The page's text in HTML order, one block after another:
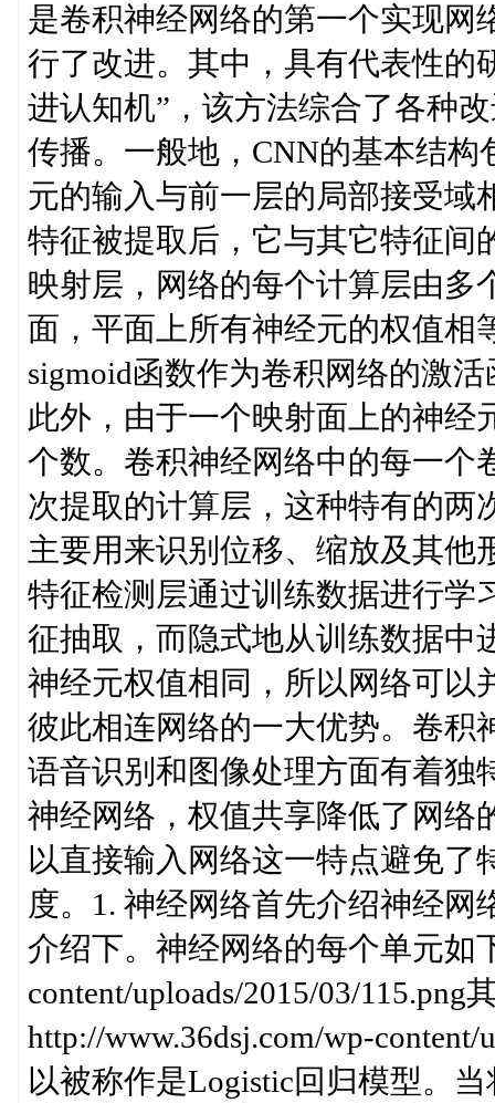
是卷积神经网络的第一个实现网
行了改进。其中，具有代表性的
进认知机”，该方法综合了各种
传播。一般地，CNN的基本结
元的输入与前一层的局部接受域
特征被提取后，它与其它特征间
映射层，网络的每个计算层由多
面，平面上所有神经元的权值相
sigmoid函数作为卷积网络的激
此外，由于一个映射面上的神经
个数。卷积神经网络中的每一个
次提取的计算层，这种特有的两
主要用来识别位移、缩放及其他
特征检测层通过训练数据进行学
征抽取，而隐式地从训练数据中
神经元权值相同，所以网络可以
彼此相连网络的一大优势。卷积
语音识别和图像处理方面有着独
神经网络，权值共享降低了网络
以直接输入网络这一特点避免
度。1. 神经网络首先介绍神经
介绍下。神经网络的每个单元如
content/uploads/2015/03/115.png
http://www.36dsj.com/wp-
以被称作是Logistic回归模型。